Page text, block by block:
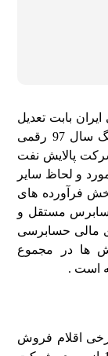
بابت تعدیل
نرخ تسعیر ارز نفت کوره صادراتی و بنکرینگ سال 97 رقمی
شرکت پالایش نفت
و لحاظ سایر
فرآورده های
مستقل و
مالی حسابرسی
این تراکنش ها در مجموع
اقلام فروش